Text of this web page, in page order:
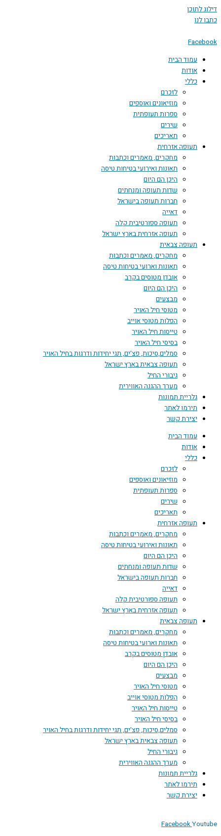
לתוכן
לנו
עמוד הבית
אודות
כללי
לזכרם
מוזיאונים ואוספים
ספרות תעופתית
שירים
תאריכים
תעופה אזרחית
מחקרים, מאמרים וכתבות
תאונות ואירועי בטיחות טיסה
היכן הם היום
שדות תעופה ומנחתים
חברות תעופה בישראל
דאייה
תעופה ספורטיבית קלה
תעופה אזרחית בארץ ישראל
תעופה צבאית
מחקרים, מאמרים וכתבות
תאונות וארועי בטיחות טיסה
אובדן מטוסים בקרב
היכן הם היום
מבצעים
מטוסי חיל האויר
הפלות מטוסי אוייב
טייסות חיל האויר
בסיסי חיל האויר
סמלים,סיכות, פצ'ים, תגי יחידות ודרגות בחיל האויר
תעופה צבאית בארץ ישראל
גיבורי החיל
מערך ההגנה האווירית
גלריית תמונות
תירמו לאתר
יצירת קשר
עמוד הבית
אודות
כללי
לזכרם
מוזיאונים ואוספים
ספרות תעופתית
שירים
תאריכים
תעופה אזרחית
מחקרים, מאמרים וכתבות
תאונות ואירועי בטיחות טיסה
היכן הם היום
שדות תעופה ומנחתים
חברות תעופה בישראל
דאייה
תעופה ספורטיבית קלה
תעופה אזרחית בארץ ישראל
תעופה צבאית
מחקרים, מאמרים וכתבות
תאונות וארועי בטיחות טיסה
אובדן מטוסים בקרב
היכן הם היום
מבצעים
מטוסי חיל האויר
הפלות מטוסי אוייב
טייסות חיל האויר
בסיסי חיל האויר
סמלים,סיכות, פצ'ים, תגי יחידות ודרגות בחיל האויר
תעופה צבאית בארץ ישראל
גיבורי החיל
מערך ההגנה האווירית
גלריית תמונות
תירמו לאתר
יצירת קשר
Facebook